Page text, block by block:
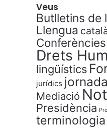
Veus
Butlletins de
Llengua
Conferències
Drets
lingüístics
jurídics jornada
Mediació
Presidència